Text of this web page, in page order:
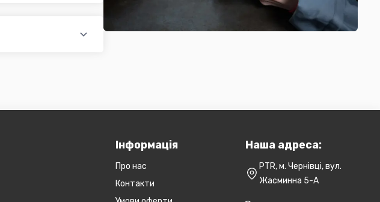
Інформація
Про нас
Контакти
Наша адреса:
PTR, м. Чернівці, вул.
Жасминна 5-А